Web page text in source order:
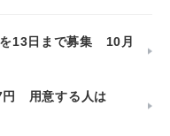
13日まで募集 10月
円 用意する人は